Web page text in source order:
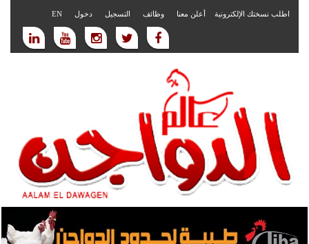
اطلب نسختك الإلكترونية أعلن معنا وظائف التسجيل دخول EN